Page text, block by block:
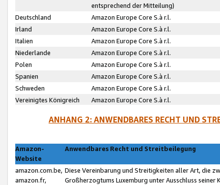
entsprechend der Mitteilung)
Deutschland
Amazon Europe Core S.à r.l.
Irland
Amazon Europe Core S.à r.l.
Italien
Amazon Europe Core S.à r.l.
Niederlande
Amazon Europe Core S.à r.l.
Polen
Amazon Europe Core S.à r.l.
Spanien
Amazon Europe Core S.à r.l.
Schweden
Amazon Europe Core S.à r.l.
Vereinigtes Königreich
Amazon Europe Core S.à r.l.
ANHANG 2: ANWENDBARES RECHT UND
Amazon-
Website
Anwendbares Recht und Streitbeilegung
amazon.com.be,
amazon.fr,
Diese Vereinbarung und Streitigkeiten aller Art, die
Großherzogtums Luxemburg unter Ausschluss